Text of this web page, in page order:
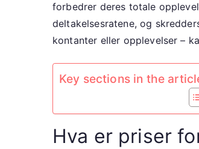
forbedrer deres totale
deltakelsesratene, og
kontanter eller opplevelser –
Key sections in the
Hva er priser